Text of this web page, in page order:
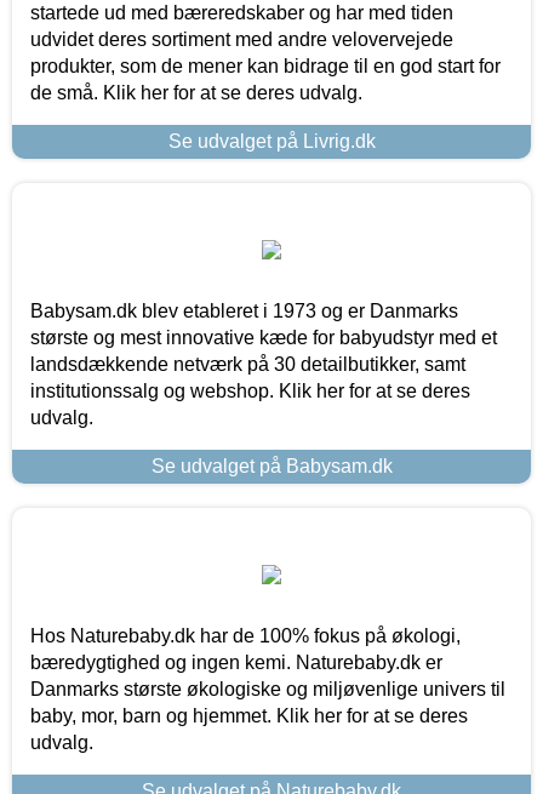
startede ud med bæreredskaber og har med tiden
udvidet deres sortiment med andre velovervejede
produkter, som de mener kan bidrage til en god start for
de små. Klik her for at se deres udvalg.
Se udvalget på Livrig.dk
Babysam.dk blev etableret i 1973 og er Danmarks
største og mest innovative kæde for babyudstyr med et
landsdækkende netværk på 30 detailbutikker, samt
institutionssalg og webshop. Klik her for at se deres
udvalg.
Se udvalget på Babysam.dk
Hos Naturebaby.dk har de 100% fokus på økologi,
bæredygtighed og ingen kemi. Naturebaby.dk er
Danmarks største økologiske og miljøvenlige univers til
baby, mor, barn og hjemmet. Klik her for at se deres
udvalg.